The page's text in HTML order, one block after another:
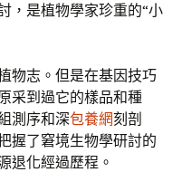
，是植物學家珍重的“小
物志。但是在基因技巧
采到過它的樣品和種
測序和深包養網刻剖
握了窘境生物學研討的
退化經過歷程。